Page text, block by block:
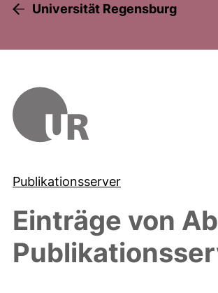
Universität Regensburg
Publikationsserver
Einträge von